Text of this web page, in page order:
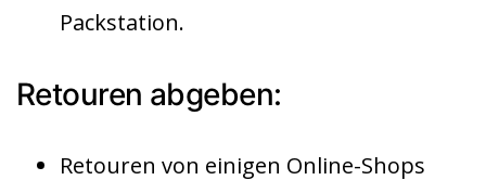
Packstation.
Retouren abgeben:
Retouren von einigen Online-Shops